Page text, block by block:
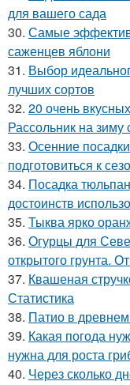
для вашего сада
30. Самые
саженцев яблони
31. Выбор
лучших сортов
32. 20 очень
Рассольник на зиму
33. Осенние
подготовиться к
34. Посадка
достоинств
35. Тыква ярко
36. Огурцы для
открытого грунта.
37. Квашеная
Статистика
38. Патио в
39. Какая погода
нужна для роста
40. Через сколько